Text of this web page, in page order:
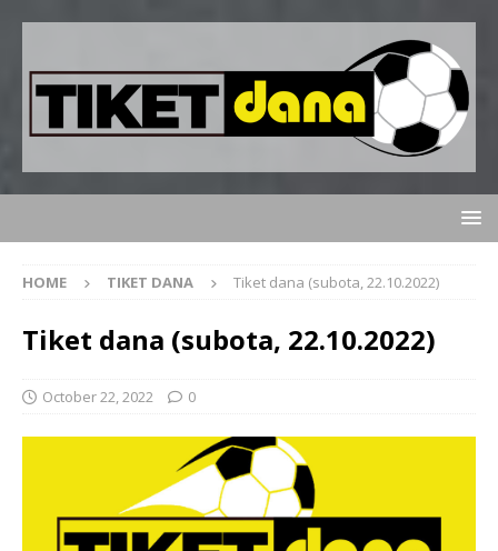
HOME TIKET DANA Tiket dana (subota, 22.10.2022)
Tiket dana (subota, 22.10.2022)
October 22, 2022 0